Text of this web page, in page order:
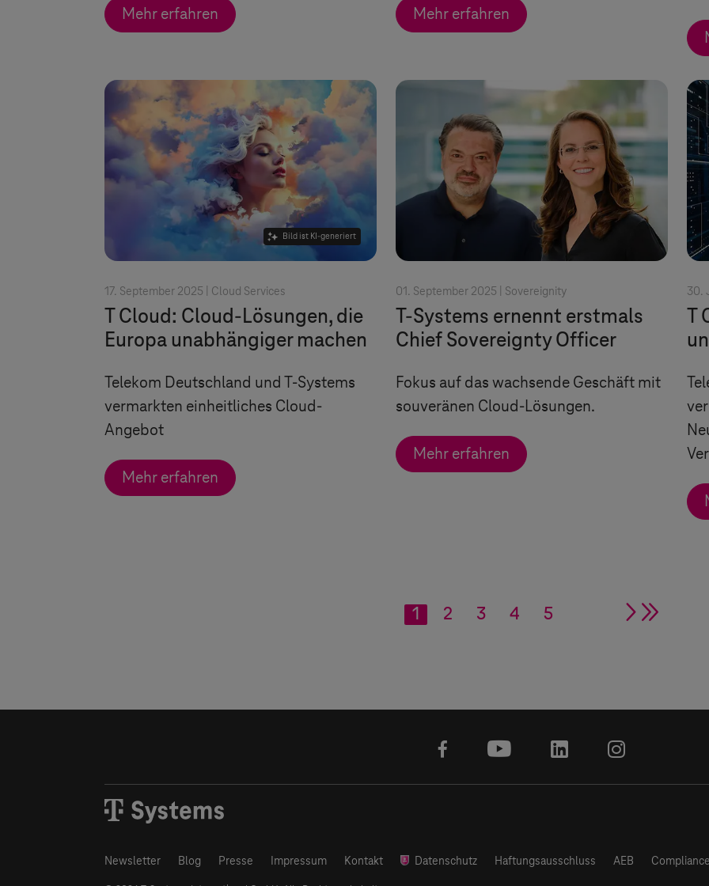
Mehr erfahren Mehr erfahren
Bild ist KI-generiert
17. September 2025 | Cloud Services
T Cloud: Cloud-Lösungen, die
Europa unabhängiger machen
Telekom Deutschland und T-Systems
vermarkten einheitliches Cloud-
Angebot
Mehr erfahren
01. September 2025 | Sovereignity
T-Systems ernennt erstmals
Chief Sovereignty Officer
Fokus auf das wachsende Geschäft mit
souveränen Cloud-Lösungen.
Mehr erfahren
30.
T
1 2 3 4 5 single
facebookyoutube linkedininstagram
Newsletter Blog Presse Impressum Kontakt Datenschutz Haftungsausschluss AEB